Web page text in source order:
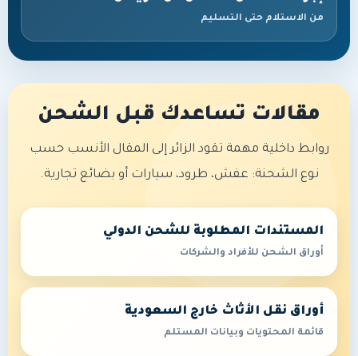
من الاستلام حتى التسليم
مقالات تساعدك قبل الشحن
روابط داخلية مهمة تقود الزائر إلى المقال الأنسب حسب
نوع الشحنة: عفش، طرود، سيارات أو بضائع تجارية.
المستندات المطلوبة للشحن الدولي
أوراق الشحن للأفراد والشركات
أوراق نقل الأثاث خارج السعودية
قائمة المحتويات وبيانات المستلم